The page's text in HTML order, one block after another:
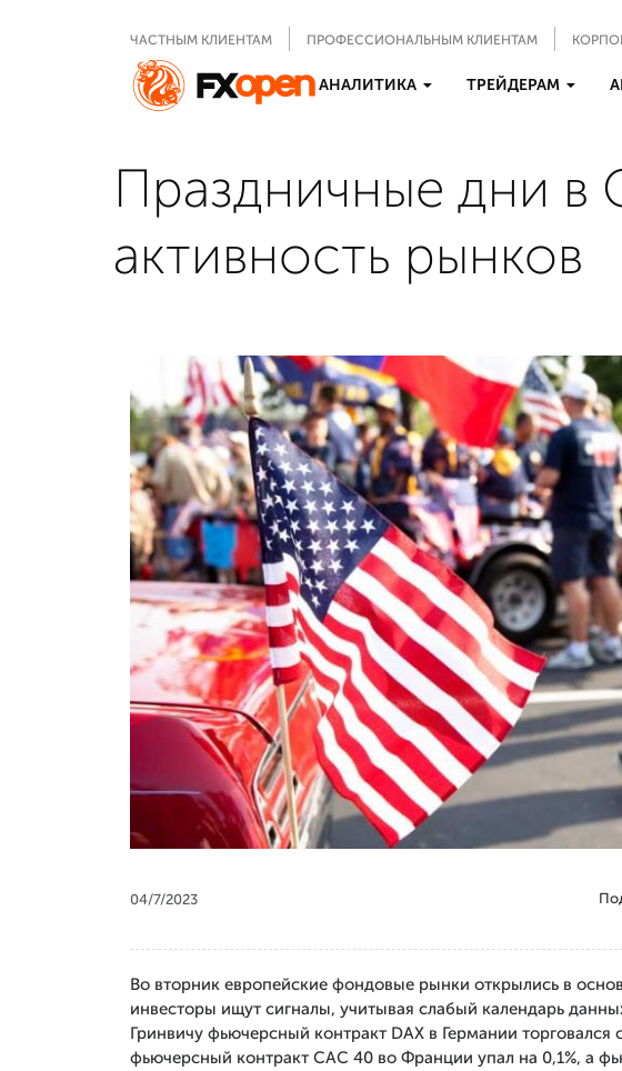
ЧАСТНЫМ КЛИЕНТАМ ПРОФЕССИОНАЛЬНЫМ КЛИЕНТАМ
АНАЛИТИКА ТРЕЙДЕРАМ
Праздничные дни
активность рынков
04/7/2023
Во вторник европейские фондовые рынки открылись в
инвесторы ищут сигналы, учитывая слабый календарь
Гринвичу фьючерсный контракт DAX в Германии
фьючерсный контракт CAC 40 во Франции упал на 0,1%, а